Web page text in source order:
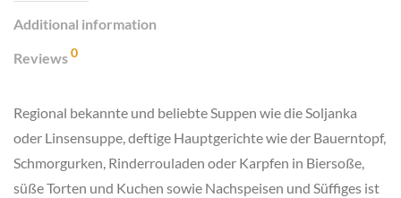
Additional information
Reviews0
Regional bekannte und beliebte Suppen wie die Soljanka
oder Linsensuppe, deftige Hauptgerichte wie der Bauerntopf,
Schmorgurken, Rinderrouladen oder Karpfen in Biersoße,
süße Torten und Kuchen sowie Nachspeisen und Süffiges ist